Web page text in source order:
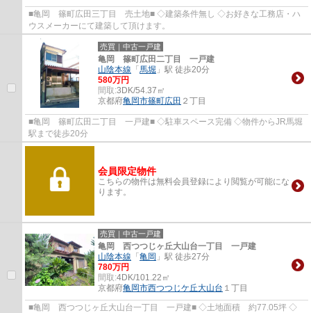
■亀岡 篠町広田三丁目 売土地■ ◇建築条件無し ◇お好きな工務店・ハ
ウスメーカーにて建築して頂けます。
売買｜中古一戸建
亀岡 篠町広田二丁目 一戸建
山陰本線 「馬堀 」駅 徒歩20分
580万円
間取:3DK/54.37㎡
京都府亀岡市篠町広田 ２丁目
■亀岡 篠町広田二丁目 一戸建■ ◇駐車スペース完備 ◇物件からJR馬堀
駅まで徒歩20分
会員限定物件
こちらの物件は無料会員登録により閲覧が可能にな
ります。
売買｜中古一戸建
亀岡 西つつじヶ丘大山台一丁目 一戸建
山陰本線 「亀岡 」駅 徒歩27分
780万円
間取:4DK/101.22㎡
京都府亀岡市西つつじケ丘大山台 １丁目
■亀岡 西つつじヶ丘大山台一丁目 一戸建■ ◇土地面積 約77.05坪 ◇